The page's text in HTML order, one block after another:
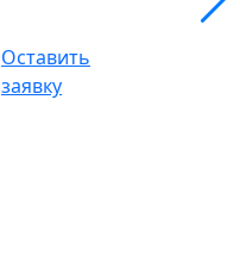
Оставить
заявку